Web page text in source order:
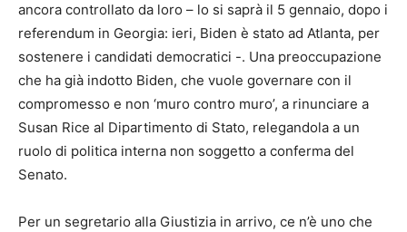
ancora controllato da loro – lo si saprà il 5 gennaio, dopo i
referendum in Georgia: ieri, Biden è stato ad Atlanta, per
sostenere i candidati democratici -. Una preoccupazione
che ha già indotto Biden, che vuole governare con il
compromesso e non ‘muro contro muro’, a rinunciare a
Susan Rice al Dipartimento di Stato, relegandola a un
ruolo di politica interna non soggetto a conferma del
Senato.
Per un segretario alla Giustizia in arrivo, ce n’è uno che